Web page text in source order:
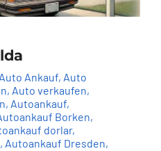
Auto Ankauf, Auto
, Auto verkaufen,
, Autoankauf,
Borken,
dorlar,
, Autoankauf Dresden,